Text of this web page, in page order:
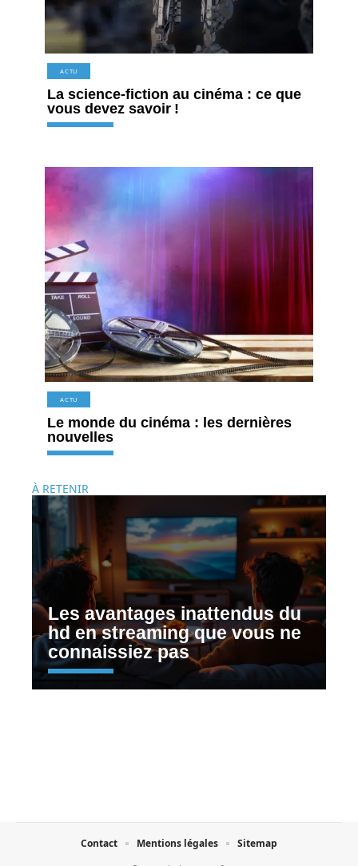
ACTU
La science-fiction au cinéma : ce que
vous devez savoir !
ACTU
Le monde du cinéma : les dernières
nouvelles
À RETENIR
Les avantages inattendus du
hd en streaming que vous ne
connaissiez pas
Contact Mentions légales Sitemap